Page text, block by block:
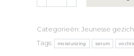
C
Serum
aantal
Categorieën: Jeunesse
Tags:
moisturizing serum